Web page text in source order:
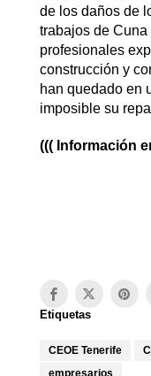
de los daños de
trabajos de
profesionales
construcción y
han quedado en
imposible su
((( Información
Etiquetas
CEOE Tenerife